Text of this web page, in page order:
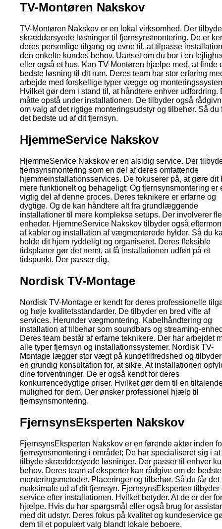
TV-Montøren Nakskov
TV-Montøren Nakskov er en lokal virksomhed. Der
skræddersyede løsninger til fjernsynsmontering. De er
deres personlige tilgang og evne til, at tilpasse
den enkelte kundes behov. Uanset om du bor i en
eller også et hus. Kan TV-Montøren hjælpe med, at finde
bedste løsning til dit rum. Deres team har stor erfaring
arbejde med forskellige typer vægge og
Hvilket gør dem i stand til, at håndtere enhver udfordring.
måtte opstå under installationen. De tilbyder også
om valg af det rigtige monteringsudstyr og tilbehør. Så du
det bedste ud af dit fjernsyn.
HjemmeService Nakskov
HjemmeService Nakskov er en alsidig service. Der
fjernsynsmontering som en del af deres omfattende
hjemmeinstallationsservices. De fokuserer på, at gøre dit
mere funktionelt og behageligt; Og fjernsynsmontering er
vigtig del af denne proces. Deres teknikere er erfarne og
dygtige. Og de kan håndtere alt fra grundlæggende
installationer til mere komplekse setups. Der involverer
enheder. HjemmeService Nakskov tilbyder også
af kabler og installation af vægmonterede hylder. Så du
holde dit hjem ryddeligt og organiseret. Deres fleksible
tidsplaner gør det nemt, at få installationen udført på et
tidspunkt. Der passer dig.
Nordisk TV-Montage
Nordisk TV-Montage er kendt for deres professionelle
og høje kvalitetsstandarder. De tilbyder en bred vifte af
services. Herunder vægmontering. Kabelhåndtering og
installation af tilbehør som soundbars og streaming-
Deres team består af erfarne teknikere. Der har arbejdet
alle typer fjernsyn og installationssystemer. Nordisk TV-
Montage lægger stor vægt på kundetilfredshed og
en grundig konsultation for, at sikre. At installationen
dine forventninger. De er også kendt for deres
konkurrencedygtige priser. Hvilket gør dem til en
mulighed for dem. Der ønsker professionel hjælp til
fjernsynsmontering.
FjernsynsEksperten Nakskov
FjernsynsEksperten Nakskov er en førende aktør inden
fjernsynsmontering i området; De har specialiseret sig i at
tilbyde skræddersyede løsninger. Der passer til enhver
behov. Deres team af eksperter kan rådgive om de bedste
monteringsmetoder. Placeringer og tilbehør. Så du får det
maksimale ud af dit fjernsyn. FjernsynsEksperten tilbyder
service efter installationen. Hvilket betyder. At de er der
hjælpe. Hvis du har spørgsmål eller også brug for
med dit udstyr. Deres fokus på kvalitet og kundeservice
dem til et populært valg blandt lokale beboere.